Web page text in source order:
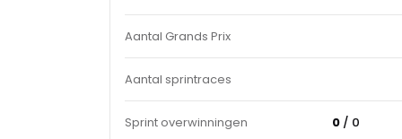
Aantal Grands Prix
Aantal sprintraces
Sprint overwinningen 0 / 0